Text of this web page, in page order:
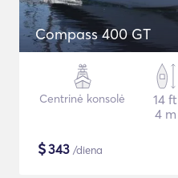
Compass 400 GT
Centrinė konsolė
14 ft
4 m
$343 /diena